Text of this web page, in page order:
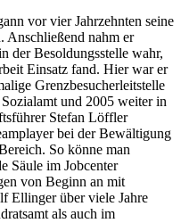
vor vier Jahrzehnten seine
Anschließend nahm er
der Besoldungsstelle wahr,
Einsatz fand. Hier war er
Grenzbesucherleitstelle
und 2005 weiter in
Stefan Löffler
bei der Bewältigung
So könne man
Säule im Jobcenter
von Beginn an mit
Ellinger über viele Jahre
als auch im